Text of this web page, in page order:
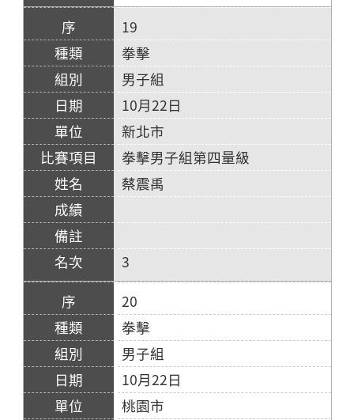
19
拳擊
男子組
10月22日
新北市
拳擊男子組第四量級
蔡震禹
3
20
拳擊
男子組
10月22日
桃園市